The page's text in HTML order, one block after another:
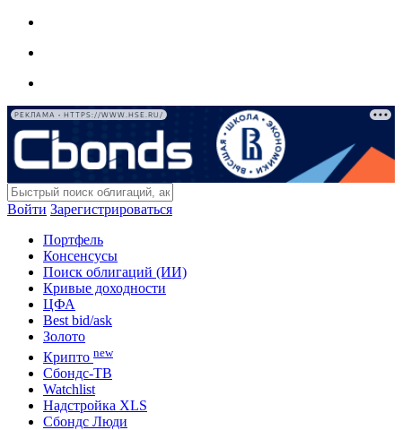
РЕКЛАМА • HTTPS://WWW.HSE.RU/
Войти Зарегистрироваться
Портфель
Консенсусы
Поиск облигаций (ИИ)
Кривые доходности
ЦФА
Best bid/ask
Золото
Крипто new
Сбондс-ТВ
Watchlist
Надстройка XLS
Сбондс Люди